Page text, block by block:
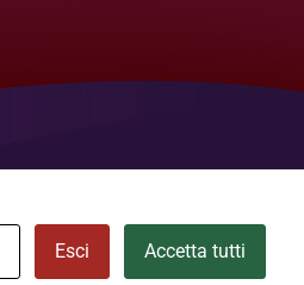
Esci Accetta tutti